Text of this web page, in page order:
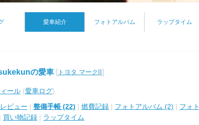
愛車紹介 フォトアルバム ラップタイム
の愛車 [ トヨタ マークII ]
ール (愛車ログ)
ビュー | 整備手帳 (22) | 燃費記録 | フォトアルバム (2) | フォト
買い物記録 | ラップタイム